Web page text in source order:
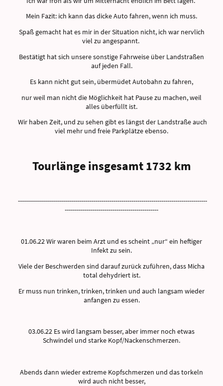
Mein Fazit: ich kann das dicke Auto fahren, wenn ich muss.
Spaß gemacht hat es mir in der Situation nicht, ich war nervlich
viel zu angespannt.
Bestätigt hat sich unsere sonstige Fahrweise über Landstraßen
auf jeden Fall.
Es kann nicht gut sein, übermüdet Autobahn zu fahren,
nur weil man nicht die Möglichkeit hat Pause zu machen, weil
alles überfüllt ist.
Wir haben Zeit, und zu sehen gibt es längst der Landstraße auch
viel mehr und freie Parkplätze ebenso.
Tourlänge insgesamt 1732 km
-----------------------------------------------------------------------------------------------
-----------------------------------------------
01.06.22 Wir waren beim Arzt und es scheint „nur“ ein heftiger
Infekt zu sein.
Viele der Beschwerden sind darauf zurück zuführen, dass Micha
total dehydriert ist.
Er muss nun trinken, trinken, trinken und auch langsam wieder
anfangen zu essen.
03.06.22 Es wird langsam besser, aber immer noch etwas
Schwindel und starke Kopf/Nackenschmerzen.
Abends dann wieder extreme Kopfschmerzen und das torkeln
wird auch nicht besser,